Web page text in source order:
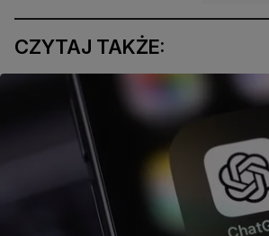
CZYTAJ TAKŻE: